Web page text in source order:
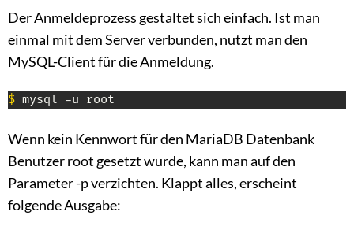
Der Anmeldeprozess gestaltet sich einfach. Ist man
einmal mit dem Server verbunden, nutzt man den
MySQL-Client für die Anmeldung.
$ mysql -u root
Wenn kein Kennwort für den MariaDB Datenbank
Benutzer root gesetzt wurde, kann man auf den
Parameter -p verzichten. Klappt alles, erscheint
folgende Ausgabe: